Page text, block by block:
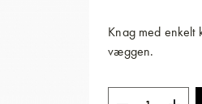
Knag med enkelt
væggen.